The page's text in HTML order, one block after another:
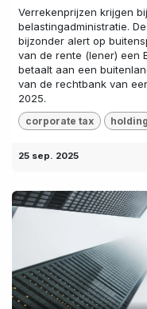
Verrekenprijzen krijgen
belastingadministratie.
bijzonder alert op
van de rente (lener) een
betaalt aan een
van de rechtbank van
2025.
corporate tax holding
25 sep. 2025